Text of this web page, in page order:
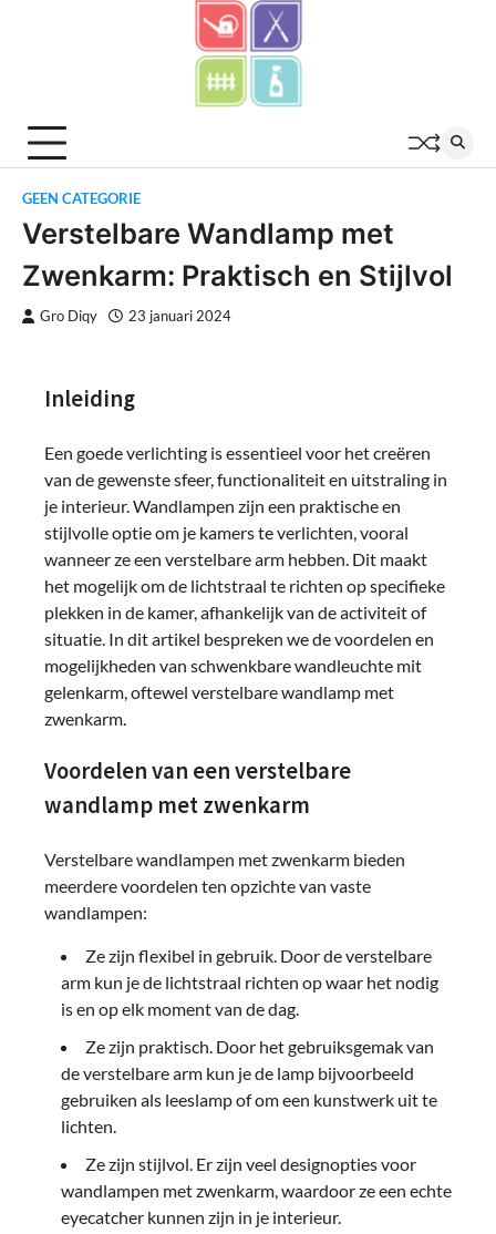
GEEN CATEGORIE
Verstelbare Wandlamp met
Zwenkarm: Praktisch en Stijlvol
Gro Diqy 23 januari 2024
Inleiding
Een goede verlichting is essentieel voor het creëren
van de gewenste sfeer, functionaliteit en uitstraling in
je interieur. Wandlampen zijn een praktische en
stijlvolle optie om je kamers te verlichten, vooral
wanneer ze een verstelbare arm hebben. Dit maakt
het mogelijk om de lichtstraal te richten op specifieke
plekken in de kamer, afhankelijk van de activiteit of
situatie. In dit artikel bespreken we de voordelen en
mogelijkheden van schwenkbare wandleuchte mit
gelenkarm, oftewel verstelbare wandlamp met
zwenkarm.
Voordelen van een verstelbare
wandlamp met zwenkarm
Verstelbare wandlampen met zwenkarm bieden
meerdere voordelen ten opzichte van vaste
wandlampen:
Ze zijn flexibel in gebruik. Door de verstelbare
arm kun je de lichtstraal richten op waar het nodig
is en op elk moment van de dag.
Ze zijn praktisch. Door het gebruiksgemak van
de verstelbare arm kun je de lamp bijvoorbeeld
gebruiken als leeslamp of om een kunstwerk uit te
lichten.
Ze zijn stijlvol. Er zijn veel designopties voor
wandlampen met zwenkarm, waardoor ze een echte
eyecatcher kunnen zijn in je interieur.